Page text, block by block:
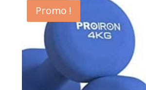
Promo !